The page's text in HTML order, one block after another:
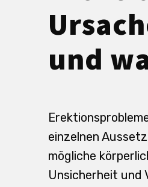
und
einzelnen
mögliche
Unsicherheit und